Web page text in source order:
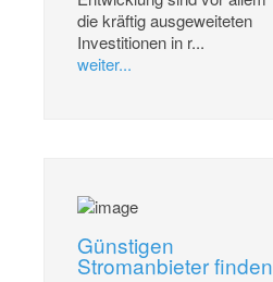
die kräftig ausgeweiteten
Investitionen in r...
weiter...
Günstigen
Stromanbieter finden